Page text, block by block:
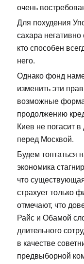
очень
Для похудения
сахара
кто способен
него.
Однако фонд
изменить эти
возможные
продолжению
Киев не погасит
перед Москвой.
Будем топтаться
экономика
что
страхует только
отмечают, что
Райс и Обамой
длительного
в качестве
предвыборной